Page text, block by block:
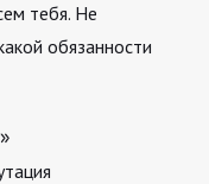
тебя. Не
обязанности